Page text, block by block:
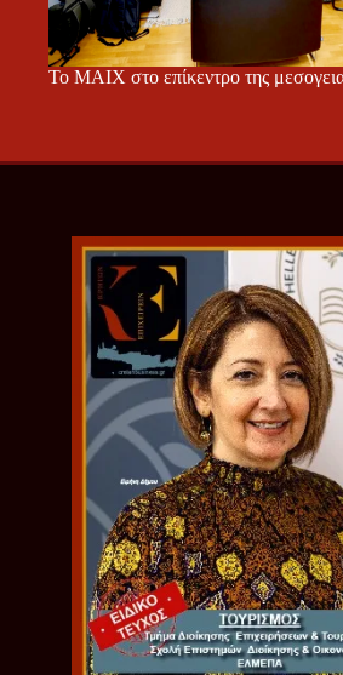
Το ΜΑΙΧ στο επίκεντρο της